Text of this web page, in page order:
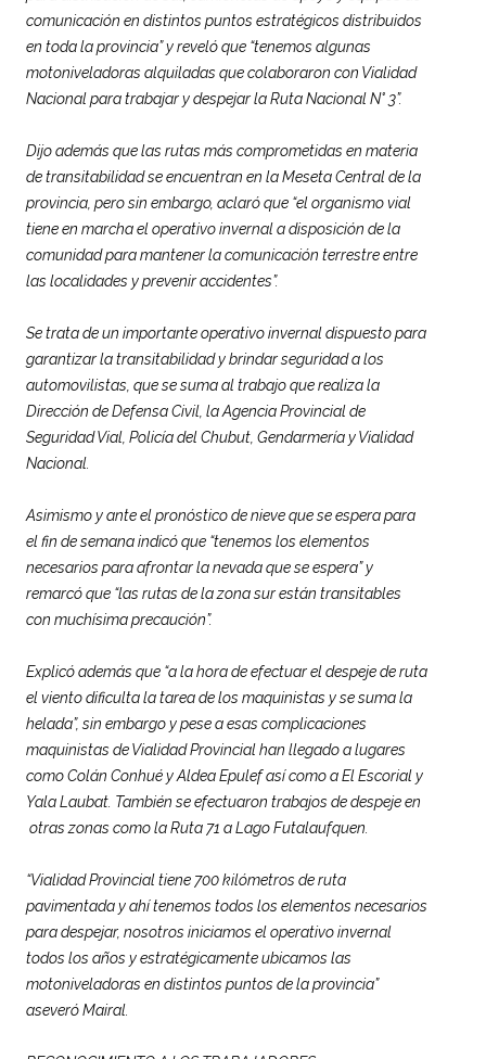
comunicación en distintos puntos estratégicos distribuidos
en toda la provincia” y reveló que “tenemos algunas
motoniveladoras alquiladas que colaboraron con Vialidad
Nacional para trabajar y despejar la Ruta Nacional N° 3”.
Dijo además que las rutas más comprometidas en materia
de transitabilidad se encuentran en la Meseta Central de la
provincia, pero sin embargo, aclaró que “el organismo vial
tiene en marcha el operativo invernal a disposición de la
comunidad para mantener la comunicación terrestre entre
las localidades y prevenir accidentes”.
Se trata de un importante operativo invernal dispuesto para
garantizar la transitabilidad y brindar seguridad a los
automovilistas, que se suma al trabajo que realiza la
Dirección de Defensa Civil, la Agencia Provincial de
Seguridad Vial, Policía del Chubut, Gendarmería y Vialidad
Nacional.
Asimismo y ante el pronóstico de nieve que se espera para
el fin de semana indicó que “tenemos los elementos
necesarios para afrontar la nevada que se espera” y
remarcó que “las rutas de la zona sur están transitables
con muchísima precaución”.
Explicó además que “a la hora de efectuar el despeje de ruta
el viento dificulta la tarea de los maquinistas y se suma la
helada”, sin embargo y pese a esas complicaciones
maquinistas de Vialidad Provincial han llegado a lugares
como Colán Conhué y Aldea Epulef así como a El Escorial y
Yala Laubat. También se efectuaron trabajos de despeje en
otras zonas como la Ruta 71 a Lago Futalaufquen.
“Vialidad Provincial tiene 700 kilómetros de ruta
pavimentada y ahí tenemos todos los elementos necesarios
para despejar, nosotros iniciamos el operativo invernal
todos los años y estratégicamente ubicamos las
motoniveladoras en distintos puntos de la provincia”
aseveró Mairal.